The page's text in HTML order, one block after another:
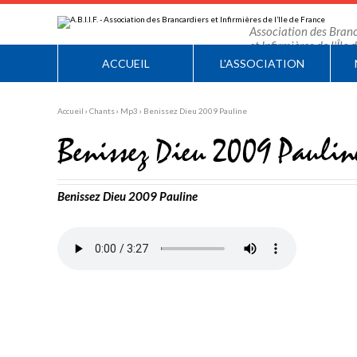
au
contenu.
Aller
personnels
Association des
et Infirmières de l'Île
ACCUEIL L'ASSOCIATION
Accueil › Chants› Mp3 › Benissez Dieu 2009 Pauline
Benissez Dieu 2009
Benissez Dieu 2009 Pauline